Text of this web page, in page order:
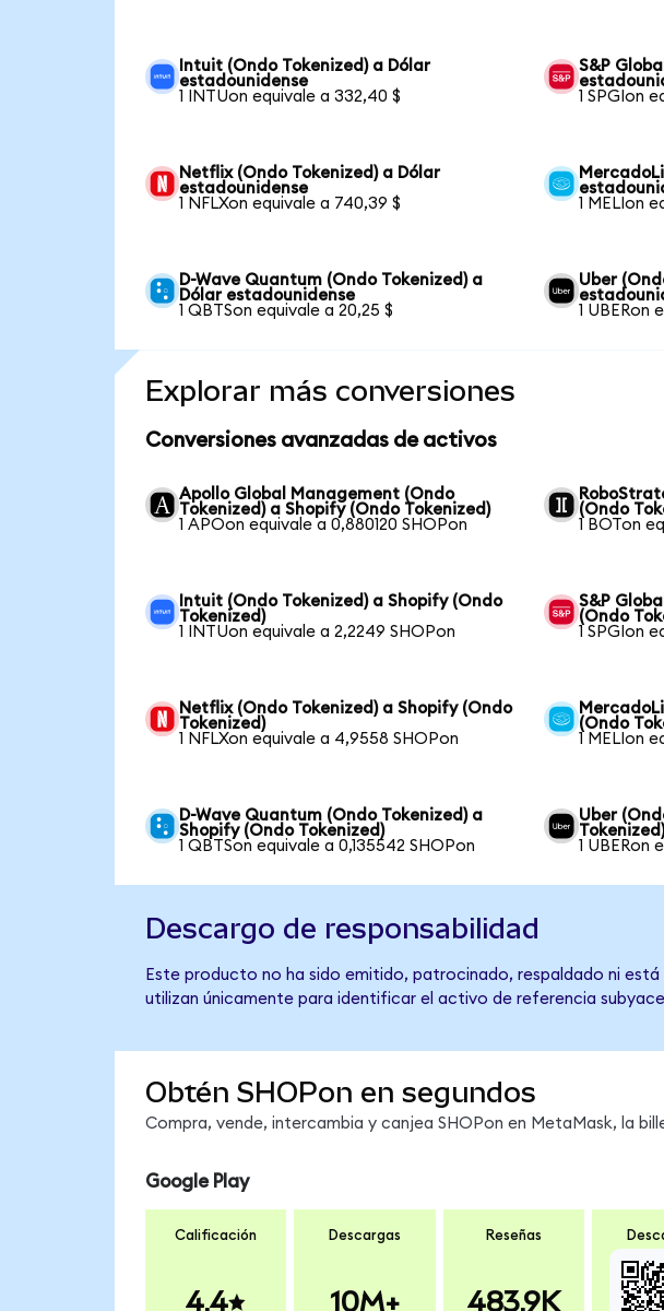
Intuit (Ondo Tokenized) a Dólar
estadounidense
1 INTUon equivale a 332,40 $
S&P
1 SPGIon
Netflix (Ondo Tokenized) a Dólar
estadounidense
1 NFLXon equivale a 740,39 $
1 MELIon
D-Wave Quantum (Ondo Tokenized) a
Dólar estadounidense
1 QBTSon equivale a 20,25 $
Uber
1 UBERon
Explorar más conversiones
Conversiones avanzadas de activos
Apollo Global Management (Ondo
Tokenized) a Shopify (Ondo Tokenized)
1 APOon equivale a 0,880120 SHOPon
(Ondo
1 BOTon
Intuit (Ondo Tokenized) a Shopify (Ondo
Tokenized)
1 INTUon equivale a 2,2249 SHOPon
S&P
(Ondo
1 SPGIon
Netflix (Ondo Tokenized) a Shopify (Ondo
Tokenized)
1 NFLXon equivale a 4,9558 SHOPon
(Ondo
1 MELIon
D-Wave Quantum (Ondo Tokenized) a
Shopify (Ondo Tokenized)
1 QBTSon equivale a 0,135542 SHOPon
Uber
1 UBERon
Descargo de responsabilidad
Este producto no ha sido emitido, patrocinado, respaldado ni
utilizan únicamente para identificar el activo de referencia
Obtén SHOPon en segundos
Compra, vende, intercambia y canjea SHOPon en MetaMask, la
Google Play
Calificación
4.4
Descargas
10M+
Reseñas
483.9K